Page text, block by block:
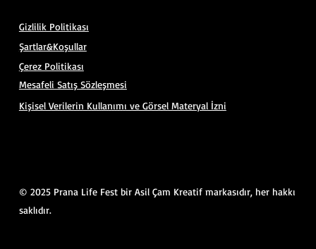
Gizlilik Politikası
Şartlar&Koşullar
Mesafeli Satış Sözleşmesi
Çerez Politikası
Kişisel Verilerin Kullanımı ve Görsel Materyal İzni
© 2025 Prana Life Fest bir Asil Çam Kreatif markasıdır, her hakkı
saklıdır.